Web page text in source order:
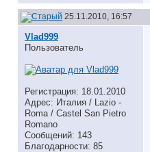
25.11.2010, 16:57
Vlad999
Пользователь
Регистрация: 18.01.2010
Адрес: Италия / Lazio -
Roma / Castel San Pietro
Romano
Сообщений: 143
Благодарности: 85